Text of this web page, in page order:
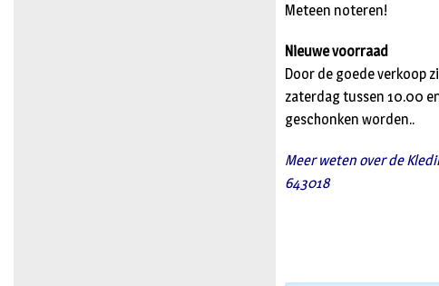
Meteen noteren!
Nieuwe voorraad
Door de goede verkoop
zaterdag tussen 10.00
geschonken worden..
Meer weten over de
643018